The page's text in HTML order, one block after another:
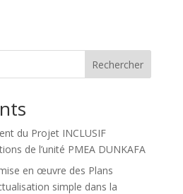
Rechercher
du Projet INCLUSIF
de l’unité PMEA DUNKAFA
en œuvre des Plans
simple dans la